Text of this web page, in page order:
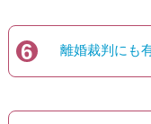
6 離婚裁判にも